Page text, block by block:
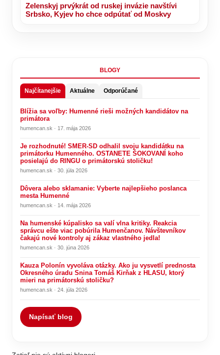
Zelenskyj prvýkrát od ruskej invázie navštívi
Srbsko, Kyjev ho chce odpútať od Moskvy
BLOGY
Najčítanejšie Aktuálne Odporúčané
Blížia sa voľby: Humenné rieši možných kandidátov na
primátora
humencan.sk · 17. mája 2026
Je rozhodnuté! SMER-SD odhalil svoju kandidátku na
primátorku Humenného. OSTANETE ŠOKOVANÍ koho
posielajú do RINGU o primátorskú stoličku!
humencan.sk · 30. júla 2026
Dôvera alebo sklamanie: Vyberte najlepšieho poslanca
mesta Humenné
humencan.sk · 14. mája 2026
Na humenské kúpalisko sa valí vlna kritiky. Reakcia
správcu ešte viac pobúrila Humenčanov. Návštevníkov
čakajú nové kontroly aj zákaz vlastného jedla!
humencan.sk · 30. júna 2026
Kauza Polonín vyvoláva otázky. Ako ju vysvetlí prednosta
Okresného úradu Snina Tomáš Kirňak z HLASU, ktorý
mieri na primátorskú stoličku?
humencan.sk · 24. júla 2026
Napísať blog